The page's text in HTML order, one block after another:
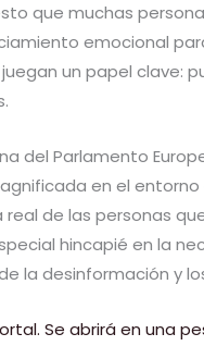
que muchas
emocional
un papel clave:
del Parlamento
en el
de las personas
hincapié en la
la desinformación y
Se abrirá en una